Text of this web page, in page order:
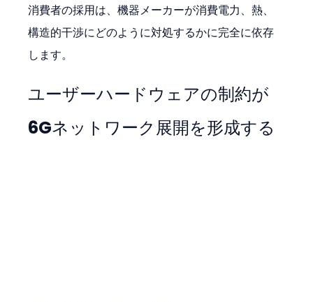
消費者の採用は、機器メーカーが消費電力、熱、
構造的干渉にどのように対処するかに完全に依存
します。
ユーザーハードウェアの制約が
6Gネットワーク展開を形成する